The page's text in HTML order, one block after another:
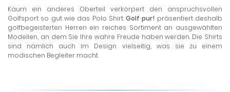
Kaum ein anderes Oberteil verkörpert den anspruchsvollen
Golfsport so gut wie das Polo Shirt.Golf pur! präsentiert deshalb
golfbegeisterten Herren ein reiches Sortiment an ausgewählten
Modellen, an dem Sie Ihre wahre Freude haben werden. Die Shirts
sind nämlich auch im Design vielseitig, was sie zu einem
modischen Begleiter macht.